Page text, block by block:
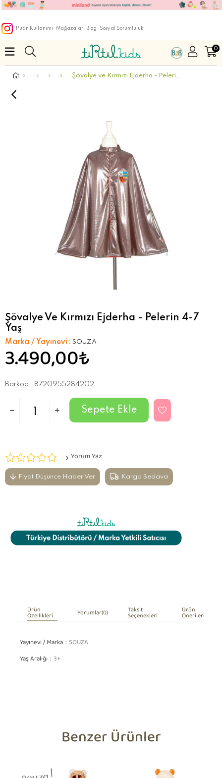
Puan Kullanımı Mağazalar Blog Sosyal Sorumluluk
0
Şövalye ve Kırmızı Ejderha - Pelerin 4-7 Yaş
Şövalye Ve Kırmızı Ejderha - Pelerin 4-7
Yaş
Marka / Yayınevi : SOUZA
3.490,00₺
Barkod : 8720955284202
Yorum Yaz
Fiyat Düşünce Haber Ver Kargo Bedava
Ürün
Özellikleri Yorumlar(0) Taksit
Seçenekleri Ürün
Önerileri
Yayınevi / Marka SOUZA
Yaş Aralığı 3+
Benzer Ürünler